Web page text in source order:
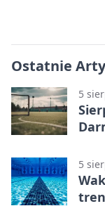
Ostatnie
5
5